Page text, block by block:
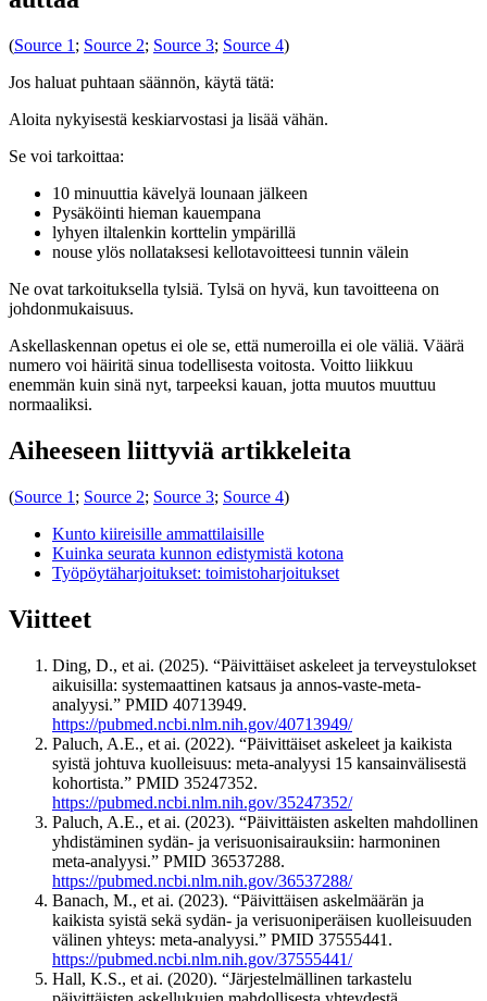
(Source 1 ; Source 2; Source 3; Source 4)
Jos haluat puhtaan säännön, käytä tätä:
Aloita nykyisestä keskiarvostasi ja lisää vähän.
Se voi tarkoittaa:
10 minuuttia kävelyä lounaan jälkeen
Pysäköinti hieman kauempana
lyhyen iltalenkin korttelin ympärillä
nouse ylös nollataksesi kellotavoitteesi tunnin välein
Ne ovat tarkoituksella tylsiä. Tylsä on hyvä, kun tavoitteena on
johdonmukaisuus.
Askellaskennan opetus ei ole se, että numeroilla ei ole väliä. Väärä
numero voi häiritä sinua todellisesta voitosta. Voitto liikkuu
enemmän kuin sinä nyt, tarpeeksi kauan, jotta muutos muuttuu
normaaliksi.
Aiheeseen liittyviä artikkeleita
(Source 1 ; Source 2; Source 3; Source 4)
Kunto kiireisille ammattilaisille
Kuinka seurata kunnon edistymistä kotona
Työpöytäharjoitukset: toimistoharjoitukset
Viitteet
Ding, D., et ai. (2025). “Päivittäiset askeleet ja terveystulokset
aikuisilla: systemaattinen katsaus ja annos-vaste-meta-
analyysi.” PMID 40713949.
https://pubmed.ncbi.nlm.nih.gov/40713949/
Paluch, A.E., et ai. (2022). “Päivittäiset askeleet ja kaikista
syistä johtuva kuolleisuus: meta-analyysi 15 kansainvälisestä
kohortista.” PMID 35247352.
https://pubmed.ncbi.nlm.nih.gov/35247352/
Paluch, A.E., et ai. (2023). “Päivittäisten askelten mahdollinen
yhdistäminen sydän- ja verisuonisairauksiin: harmoninen
meta-analyysi.” PMID 36537288.
https://pubmed.ncbi.nlm.nih.gov/36537288/
Banach, M., et ai. (2023). “Päivittäisen askelmäärän ja
kaikista syistä sekä sydän- ja verisuoniperäisen kuolleisuuden
välinen yhteys: meta-analyysi.” PMID 37555441.
https://pubmed.ncbi.nlm.nih.gov/37555441/
Hall, K.S., et ai. (2020). “Järjestelmällinen tarkastelu